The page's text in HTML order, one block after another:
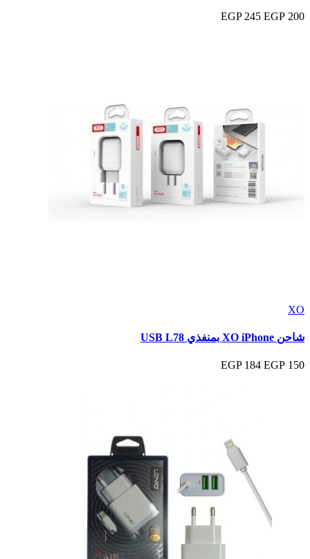
200 EGP
245 EGP
XO
شاحن XO iPhone بمنفذي USB L78
150 EGP
184 EGP